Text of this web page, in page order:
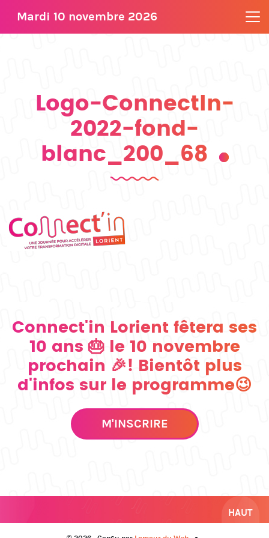
Mardi 10 novembre 2026
Logo-ConnectIn-
2022-fond-
blanc_200_68
Connect'in Lorient fêtera ses
10 ans 🎂 le 10 novembre
prochain 🎉! Bientôt plus
d'infos sur le programme😉
M'INSCRIRE
HAUT